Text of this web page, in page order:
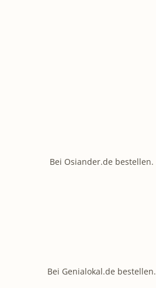
Bei Osiander.de bestellen.
Bei Genialokal.de bestellen.